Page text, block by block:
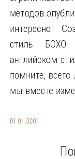
интересно.
стиль БОХО
английском
помните,
мы вместе
01.01.0001